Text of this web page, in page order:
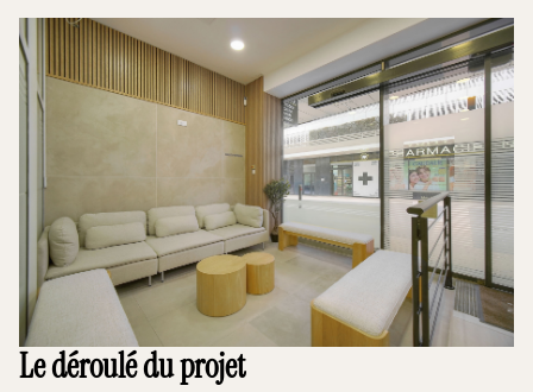
Le déroulé du projet